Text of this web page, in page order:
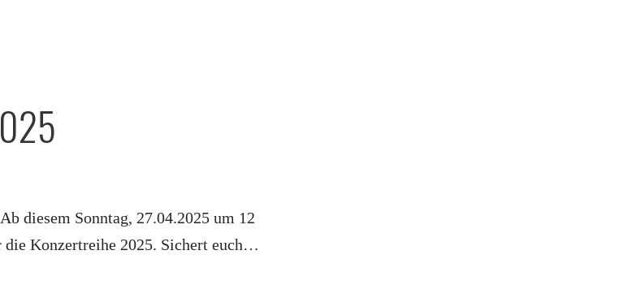
diesem Sonntag, 27.04.2025 um 12
Konzertreihe 2025. Sichert euch…